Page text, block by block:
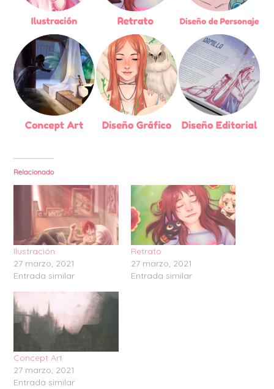
Relacionado
Ilustración
27 marzo, 2021
Entrada similar
Retrato
27 marzo, 2021
Entrada similar
Concept Art
27 marzo, 2021
Entrada similar